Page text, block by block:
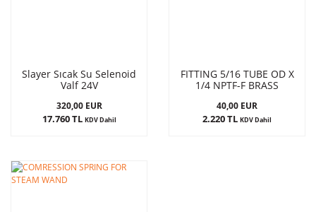
Slayer Sıcak Su Selenoid
Valf 24V
320,00 EUR
17.760 TL KDV Dahil
FITTING 5/16 TUBE OD X
1/4 NPTF-F BRASS
40,00 EUR
2.220 TL KDV Dahil